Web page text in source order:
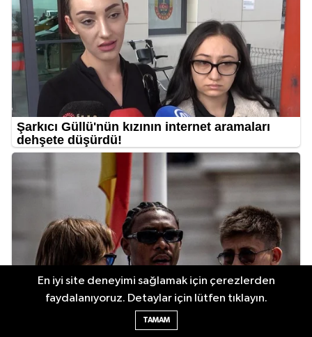
En iyi site deneyimi sağlamak için çerezlerden
faydalanıyoruz. Detaylar için lütfen tıklayın.
TAMAM